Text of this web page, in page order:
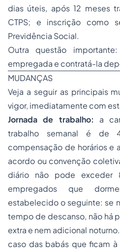
dias úteis, após 12 meses
CTPS; e inscrição como
Previdência Social.
Outra questão
empregada e contratá-la
MUDANÇAS
Veja a seguir as principais
vigor, imediatamente com
Jornada de trabalho: a
trabalho semanal é de
compensação de horários e
acordo ou convenção
diário não pode exceder
empregados que
estabelecido o seguinte: se
tempo de descanso, não há
extra e nem adicional
caso das babás que ficam